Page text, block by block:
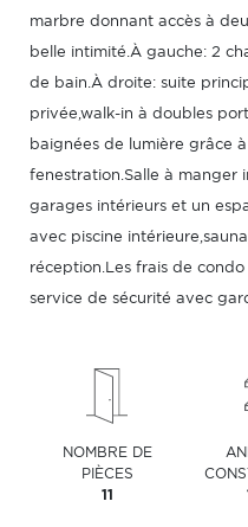
marbre donnant accès à
belle intimité.À gauche: 2
de bain.À droite: suite
privée,walk-in à doubles
baignées de lumière grâce
fenestration.Salle à manger
garages intérieurs et un
avec piscine
réception.Les frais de
service de sécurité avec
NOMBRE DE
PIÈCES
11